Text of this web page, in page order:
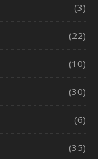
(3)
(22)
(10)
(30)
(6)
(35)